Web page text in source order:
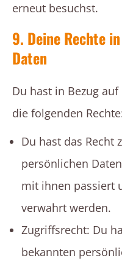
erneut besuchst.
9. Deine Rechte
Daten
Du hast in Bezug
die folgenden
Du hast das Recht
persönlichen
mit ihnen passiert
verwahrt werden.
Zugriffsrecht: Du
bekannten